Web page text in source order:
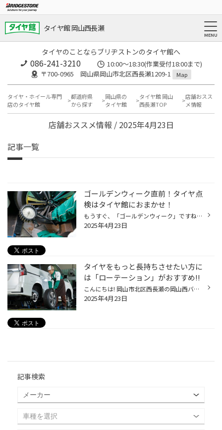
タイヤ館 岡山西長瀬
タイヤのことならブリヂストンのタイヤ館へ
086-241-3210
10:00〜18:30(作業受付18:00まで)
〒700-0965 岡山県岡山市北区西長瀬1209-1
Map
タイヤ・ホイール専門
店のタイヤ館
都道府県
から探す
岡山県の
タイヤ館
タイヤ館 岡山
西長瀬TOP
店舗おスス
メ情報
店舗おススメ情報 / 2025年4月23日
記事一覧
ゴールデンウィーク直前！タイヤ点
検はタイヤ館におまかせ！
もうすぐ、「ゴールデンウィーク」ですね。 たくさんの方がお出かけになるゴールデンウィークは特に、タイヤやおクルマのトラブルが急増しがちです。 例年、高速道路などでの「タイヤの空気圧不足」によるトラブルが増加する傾向ですので お出かけ前に、しっかり「タイヤ点検」をして備えましょう！...
2025年4月23日
タイヤをもっと長持ちさせたい方に
は「ローテーション」がおすすめ!!
こんにちは! 岡山市北区西長瀬の岡山西バイパス沿いにあります、 タイヤ館岡山西長瀬店スタッフの八幡木です！ 今回ご紹介するのはタイヤのローテーションについてです 走行距離がのびれば、それに合わせてすり減っていくのがタイヤです。経年による劣化が理由になることもありますが、コンスタント...
2025年4月23日
記事検索